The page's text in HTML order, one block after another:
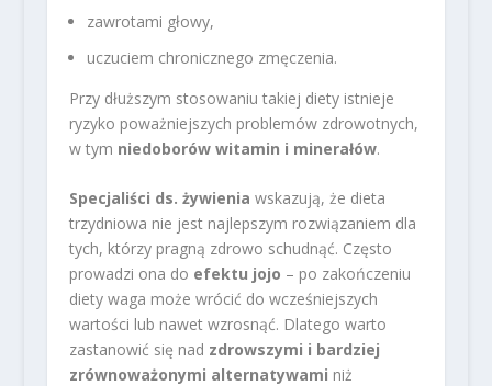
zawrotami głowy,
uczuciem chronicznego zmęczenia.
Przy dłuższym stosowaniu takiej diety istnieje
ryzyko poważniejszych problemów zdrowotnych,
w tym niedoborów witamin i minerałów.
Specjaliści ds. żywienia wskazują, że dieta
trzydniowa nie jest najlepszym rozwiązaniem dla
tych, którzy pragną zdrowo schudnąć. Często
prowadzi ona do efektu jojo – po zakończeniu
diety waga może wrócić do wcześniejszych
wartości lub nawet wzrosnąć. Dlatego warto
zastanowić się nad zdrowszymi i bardziej
zrównoważonymi alternatywami niż